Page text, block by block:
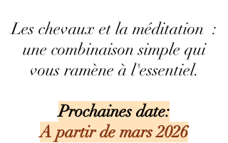
Les chevaux et la méditation :
une combinaison simple qui
vous ramène à l'essentiel.
Prochaines date:
A partir de mars 2026